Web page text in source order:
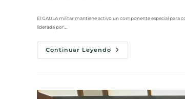
El GAULA militar mantiene activo un componente especial para
liderada por…
Continuar Leyendo